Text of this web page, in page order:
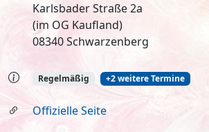
Karlsbader Straße 2a
(im OG Kaufland)
08340 Schwarzenberg
Regelmäßig +2 weitere Termine
Offizielle Seite